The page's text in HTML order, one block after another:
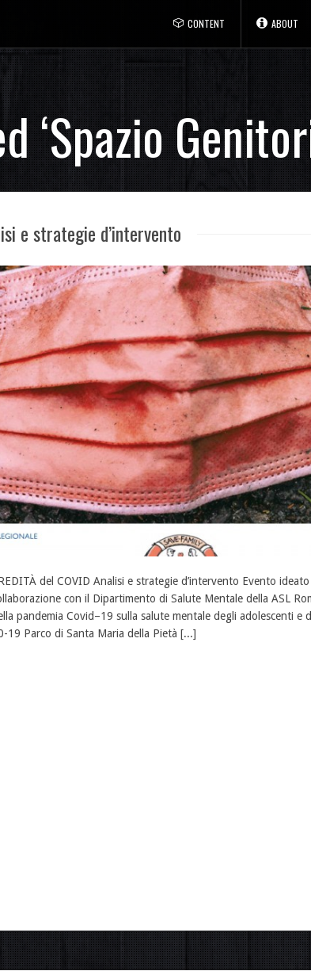
CONTENT ABOUT
‘Spazio
e strategie d’intervento
del COVID Analisi e strategie d’intervento Evento
con il Dipartimento di Salute Mentale della ASL
pandemia Covid–19 sulla salute mentale degli adolescenti
19 Parco di Santa Maria della Pietà [...]